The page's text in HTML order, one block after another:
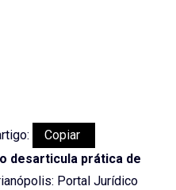
Copiar
desarticula prática de
Portal Jurídico